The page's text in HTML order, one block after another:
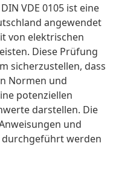
VDE 0105 ist eine
angewendet
von elektrischen
Diese Prüfung
sicherzustellen, dass
Normen und
potenziellen
darstellen. Die
und
durchgeführt werden